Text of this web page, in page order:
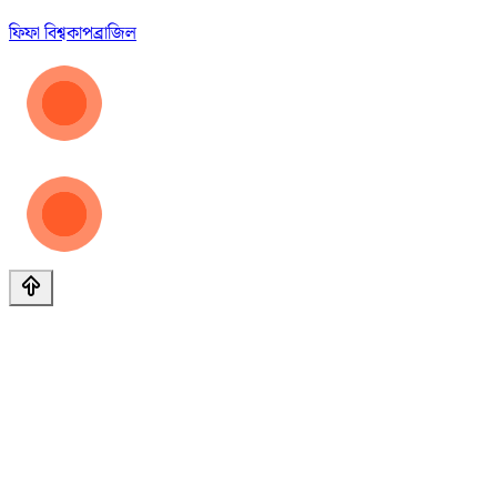
ফিফা বিশ্বকাপব্রাজিল